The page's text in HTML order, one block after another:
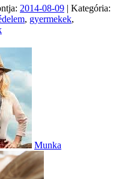
2014-08-09 | Kategória:
, gyermekek,
Munka